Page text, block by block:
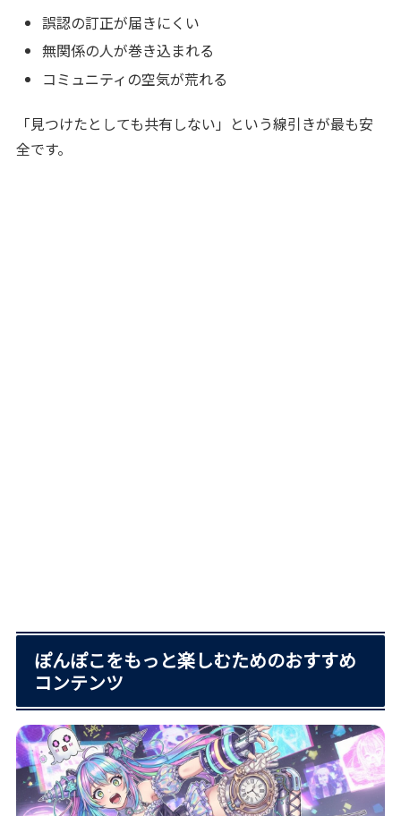
誤認の訂正が届きにくい
無関係の人が巻き込まれる
コミュニティの空気が荒れる
「見つけたとしても共有しない」という線引きが最も安
全です。
ぽんぽこをもっと楽しむためのおすすめ
コンテンツ